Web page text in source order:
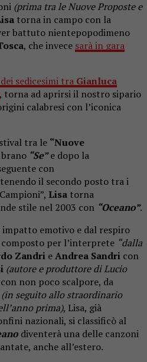
(prima tra le Nuove Proposte e
torna in campo con la
battuto nientepopodimeno
, che invece sarà in gara
sedicesimi tra Gianluca
, torna ad aprirsi il nostro sipario
calabresi con l’iconica
tra le “Nuove
“Se”e dopo la
con
il secondo posto tra i
Lisa torna
stile nel 2003 con “Oceano”.
emotivo e dal respiro
per l’interprete “dalla
Zandri eAndrea Sandri con
(autore e produttore di Lucio
non poco scalpore, da
(in seguito allo straordinario
prima), Lisa, già
nazionali, si classificò al
diventerà una delle canzoni
anche all’estero.